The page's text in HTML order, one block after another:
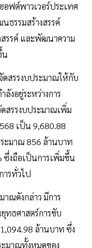
ฟต์พาวเวอร์ประเทศ
ธรรมสร้างสรรค์
สรรค์ และพัฒนาความ
น
สรรงบประมาณให้กับ
งอยู่ระหว่างการ
สรรงบประมาณเพิ่ม
เป็น 9,680.88
ะมาณ 856 ล้านบาท
ซึ่งถือเป็นการเพิ่มขึ้น
ารทั่วไป
าณดังกล่าว มีการ
ทธศาสตร์การขับ
ล้านบาท ซึ่ง
มาณทั้งหมดของ